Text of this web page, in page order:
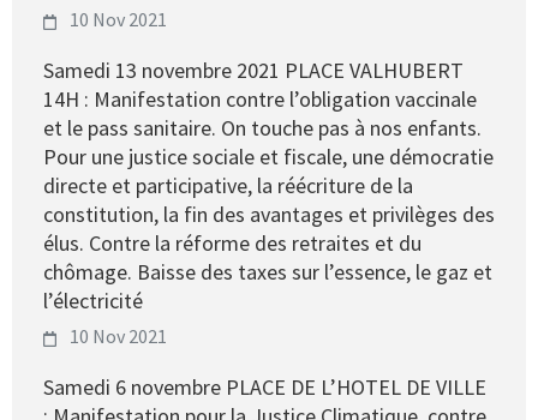
10 Nov 2021
Samedi 13 novembre 2021 PLACE VALHUBERT
14H : Manifestation contre l’obligation vaccinale
et le pass sanitaire. On touche pas à nos enfants.
Pour une justice sociale et fiscale, une démocratie
directe et participative, la réécriture de la
constitution, la fin des avantages et privilèges des
élus. Contre la réforme des retraites et du
chômage. Baisse des taxes sur l’essence, le gaz et
l’électricité
10 Nov 2021
Samedi 6 novembre PLACE DE L’HOTEL DE VILLE